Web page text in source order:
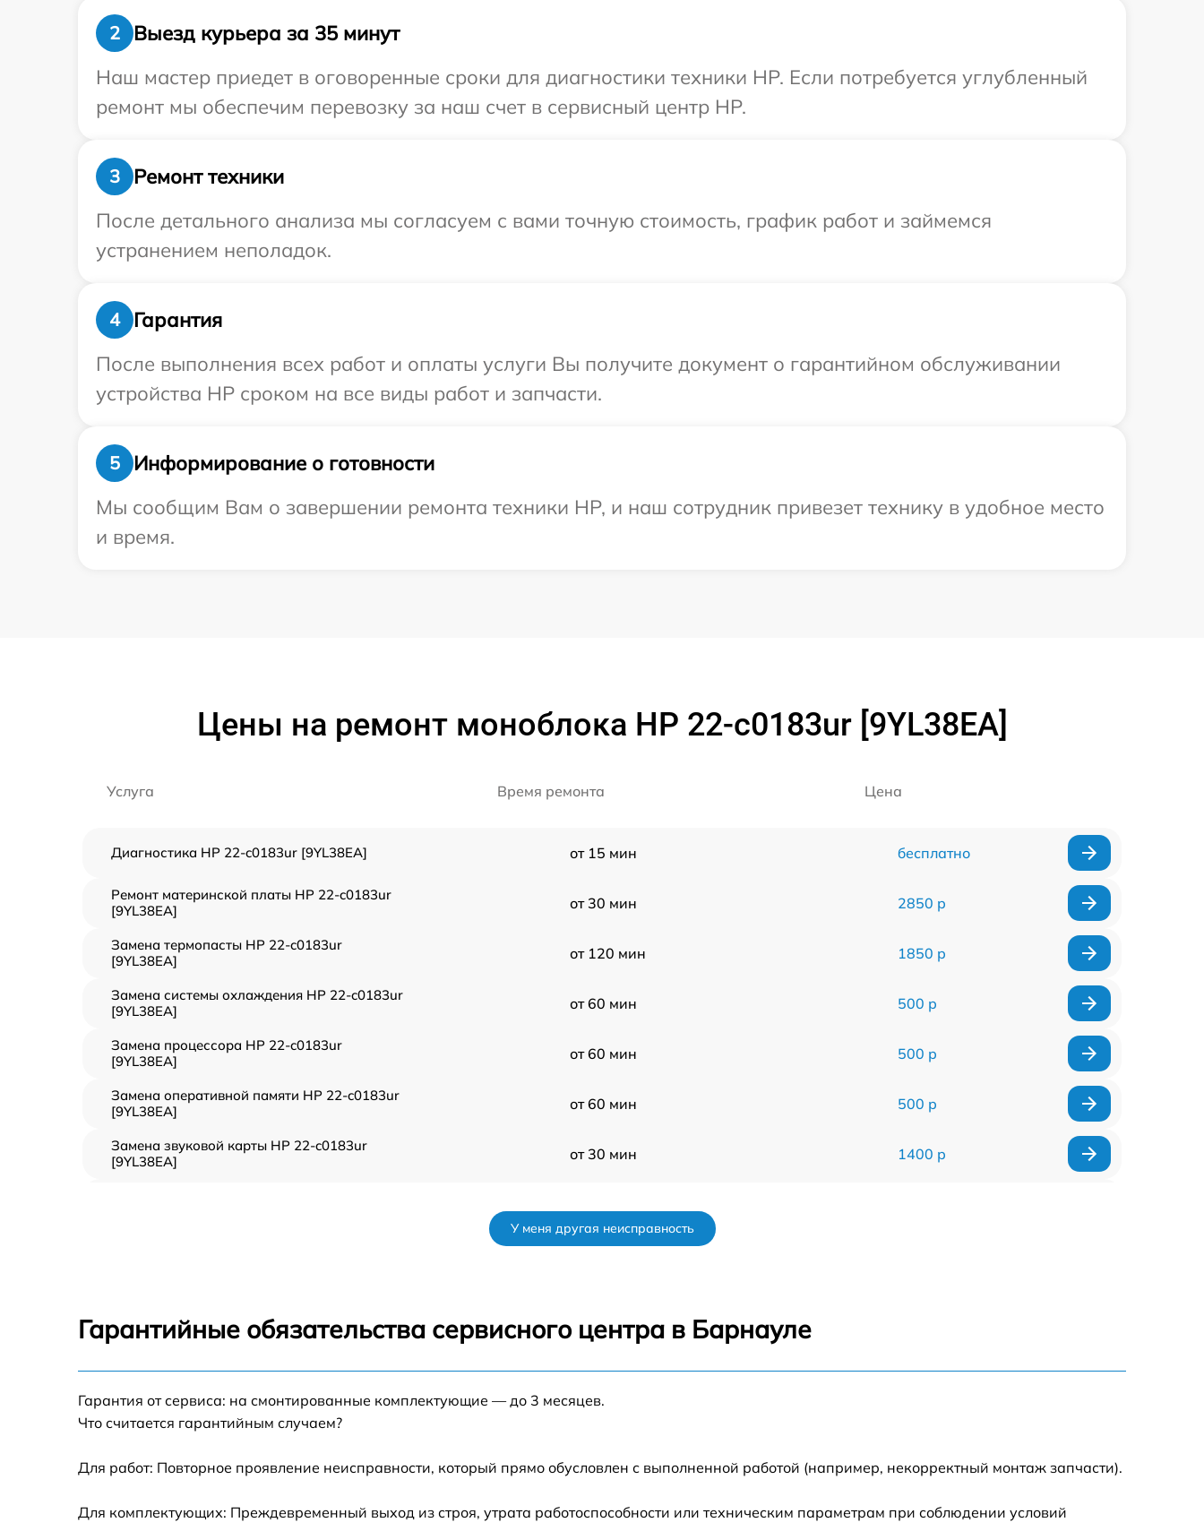
2
Выезд курьера за 35 минут
Наш мастер приедет в оговоренные сроки для диагностики техники HP. Если потребуется углубленный
ремонт мы обеспечим перевозку за наш счет в сервисный центр HP.
3
Ремонт техники
После детального анализа мы согласуем с вами точную стоимость, график работ и займемся
устранением неполадок.
4
Гарантия
После выполнения всех работ и оплаты услуги Вы получите документ о гарантийном обслуживании
устройства HP сроком на все виды работ и запчасти.
5
Информирование о готовности
Мы сообщим Вам о завершении ремонта техники HP, и наш сотрудник привезет технику в удобное место
и время.
Цены на ремонт моноблока HP 22-c0183ur [9YL38EA]
Услуга Время ремонта Цена
Диагностика HP 22-c0183ur [9YL38EA] от 15 мин бесплатно
Ремонт материнской платы HP 22-c0183ur
[9YL38EA]
от 30 мин 2850 р
Замена термопасты HP 22-c0183ur
[9YL38EA]
от 120 мин 1850 р
Замена системы охлаждения HP 22-c0183ur
[9YL38EA]
от 60 мин 500 р
Замена процессора HP 22-c0183ur
[9YL38EA]
от 60 мин 500 р
Замена оперативной памяти HP 22-c0183ur
[9YL38EA]
от 60 мин 500 р
Замена звуковой карты HP 22-c0183ur
[9YL38EA]
от 30 мин 1400 р
Замена блока питания HP 22-c0183ur
[9YL38EA]
от 60 мин
[9YL38EA]
от 30 мин 1950 р
У меня другая неисправность
Гарантийные обязательства сервисного центра в Барнауле
Гарантия от сервиса: на смонтированные комплектующие — до 3 месяцев.
Что считается гарантийным случаем?
Для работ: Повторное проявление неисправности, который прямо обусловлен с выполненной работой (например, некорректный монтаж запчасти).
Для комплектующих: Преждевременный выход из строя, утрата работоспособности или техническим параметрам при соблюдении условий